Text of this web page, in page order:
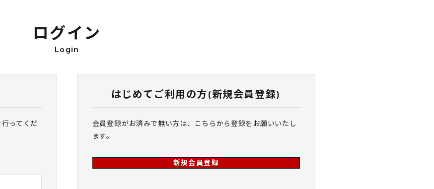
ログイン
Login
ってくだ
はじめてご利用の方(新規会員登録)
会員登録がお済みで無い方は、こちらから登録をお願いいたし
ます。
新規会員登録